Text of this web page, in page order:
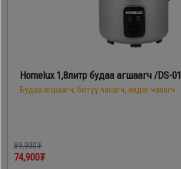
Homelux 1,8литр будаа агшаагч /DS-
Будаа агшаагч, битүү чанагч, өндөг чанагч
89,900₮
74,900₮